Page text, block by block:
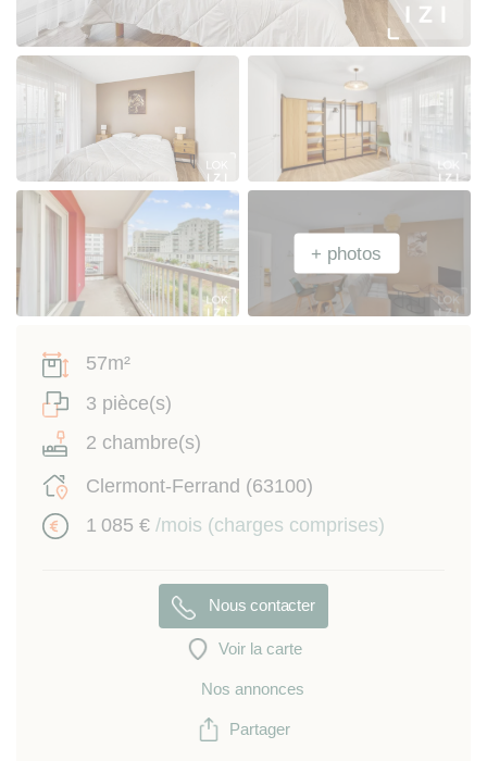
57m²
3 pièce(s)
2 chambre(s)
Clermont-Ferrand (63100)
1 085 € /mois (charges comprises)
Nous contacter
Voir la carte
Nos annonces
Partager